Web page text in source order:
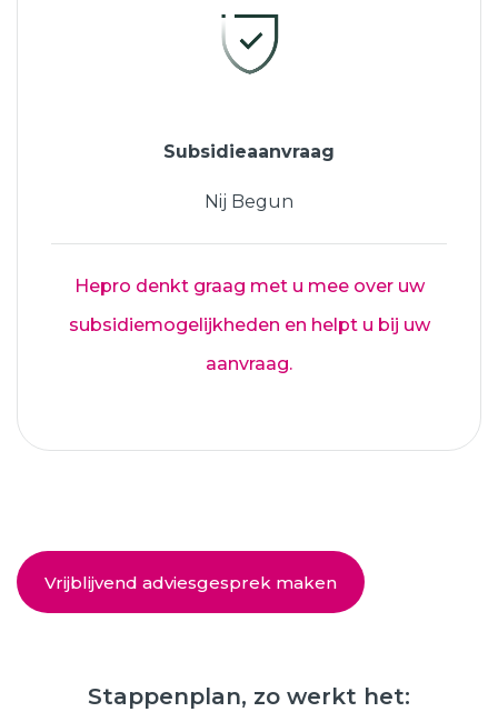
Subsidieaanvraag
Nij Begun
Hepro denkt graag met u mee over uw
subsidiemogelijkheden en helpt u bij uw
aanvraag.
Vrijblijvend adviesgesprek maken
Stappenplan, zo werkt het: